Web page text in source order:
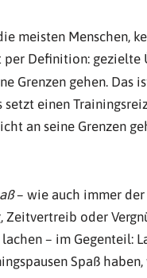
meisten Menschen,
per Definition: gezielte
Grenzen gehen. Das
einen
an seine Grenzen
– wie auch immer
oder
– im Gegenteil:
Spaß